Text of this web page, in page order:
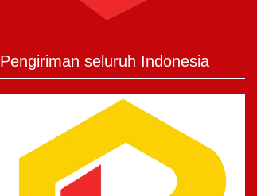
Pengiriman seluruh Indonesia